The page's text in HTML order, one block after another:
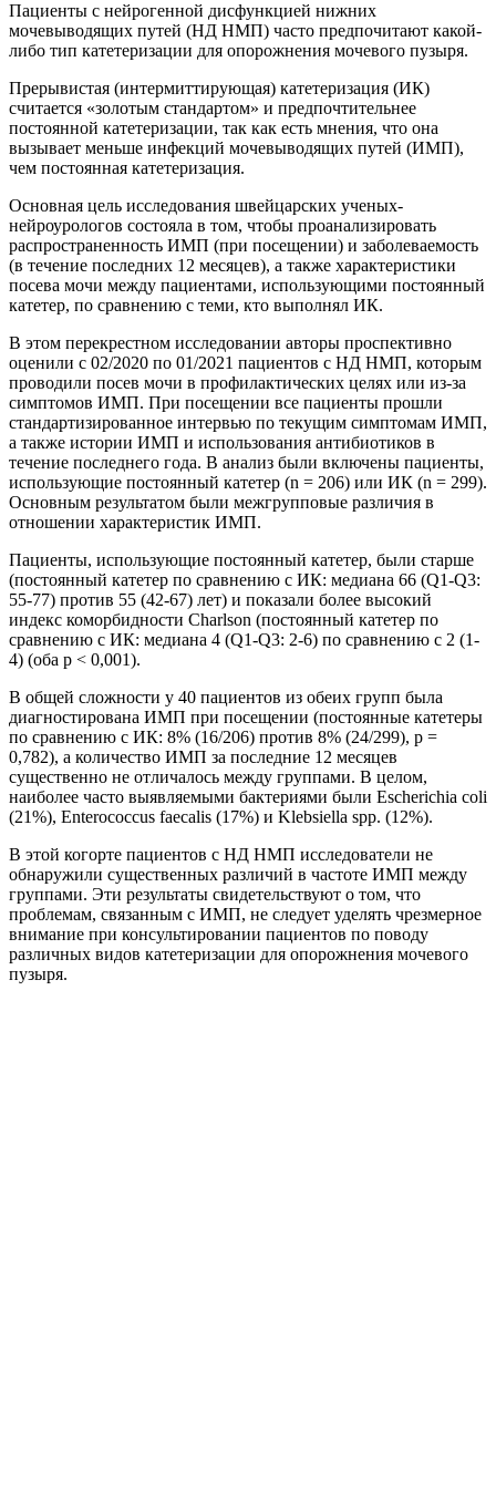
Пациенты с нейрогенной дисфункцией нижних
мочевыводящих путей (НД НМП) часто предпочитают какой-
либо тип катетеризации для опорожнения мочевого пузыря.
Прерывистая (интермиттирующая) катетеризация (ИК)
считается «золотым стандартом» и предпочтительнее
постоянной катетеризации, так как есть мнения, что она
вызывает меньше инфекций мочевыводящих путей (ИМП),
чем постоянная катетеризация.
Основная цель исследования швейцарских ученых-
нейроурологов состояла в том, чтобы проанализировать
распространенность ИМП (при посещении) и заболеваемость
(в течение последних 12 месяцев), а также характеристики
посева мочи между пациентами, использующими постоянный
катетер, по сравнению с теми, кто выполнял ИК.
В этом перекрестном исследовании авторы проспективно
оценили с 02/2020 по 01/2021 пациентов с НД НМП, которым
проводили посев мочи в профилактических целях или из-за
симптомов ИМП. При посещении все пациенты прошли
стандартизированное интервью по текущим симптомам ИМП,
а также истории ИМП и использования антибиотиков в
течение последнего года. В анализ были включены пациенты,
использующие постоянный катетер (n = 206) или ИК (n = 299).
Основным результатом были межгрупповые различия в
отношении характеристик ИМП.
Пациенты, использующие постоянный катетер, были старше
(постоянный катетер по сравнению с ИК: медиана 66 (Q1-Q3:
55-77) против 55 (42-67) лет) и показали более высокий
индекс коморбидности Charlson (постоянный катетер по
сравнению с ИК: медиана 4 (Q1-Q3: 2-6) по сравнению с 2 (1-
4) (оба p < 0,001).
В общей сложности у 40 пациентов из обеих групп была
диагностирована ИМП при посещении (постоянные катетеры
по сравнению с ИК: 8% (16/206) против 8% (24/299), p =
0,782), а количество ИМП за последние 12 месяцев
существенно не отличалось между группами. В целом,
наиболее часто выявляемыми бактериями были Escherichia coli
(21%), Enterococcus faecalis (17%) и Klebsiella spp. (12%).
В этой когорте пациентов с НД НМП исследователи не
обнаружили существенных различий в частоте ИМП между
группами. Эти результаты свидетельствуют о том, что
проблемам, связанным с ИМП, не следует уделять чрезмерное
внимание при консультировании пациентов по поводу
различных видов катетеризации для опорожнения мочевого
пузыря.